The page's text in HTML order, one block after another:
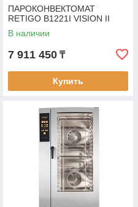
ПАРОКОНВЕКТОМАТ
RETIGO B1221I VISION II
В наличии
7 911 450 ₸
Купить